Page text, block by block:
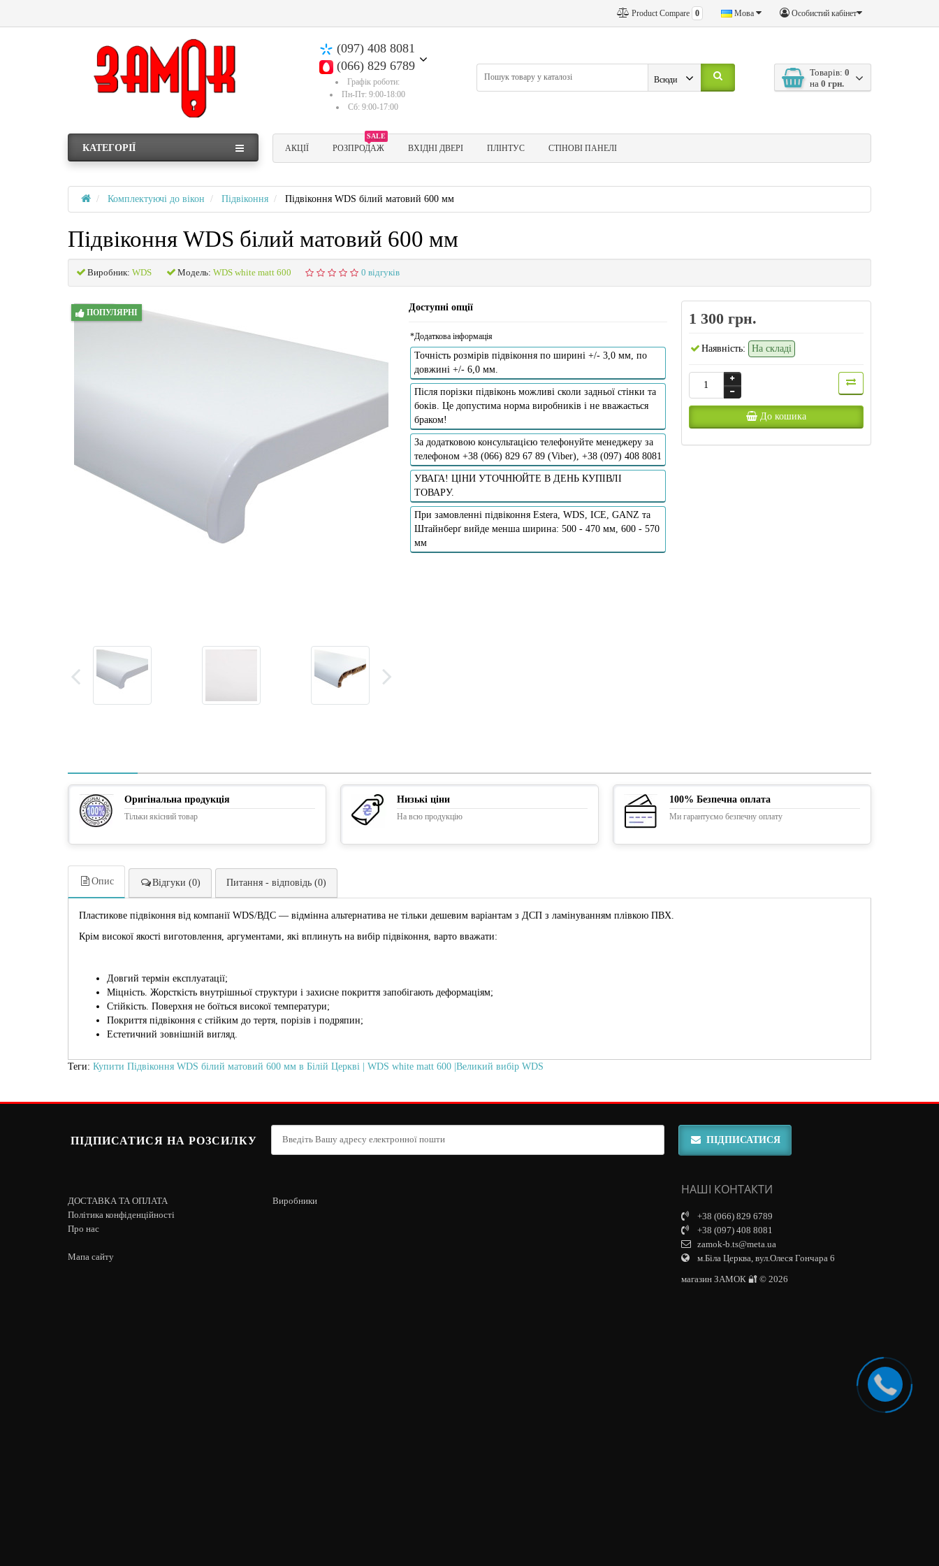
Особистий кабінет
Мова
Product Compare 0
(097) 408 8081
(066) 829 6789
Графік роботи:
Пн-Пт: 9:00-18:00
Сб: 9:00-17:00
Товарів: 0
на 0 грн.
Всюди
КАТЕГОРІЇ АКЦІЇ
SALE
РОЗПРОДАЖ ВХІДНІ ДВЕРІ ПЛІНТУС СТІНОВІ ПАНЕЛІ
Комплектуючі до вікон Підвіконня Підвіконня WDS білий матовий 600 мм
Підвіконня WDS білий матовий 600 мм
Виробник: WDS Модель: WDS white matt 600 0 відгуків
ПОПУЛЯРНІ Доступні опції
*Додаткова інформація
Точність розмірів підвіконня по ширині +/- 3,0 мм, по
довжині +/- 6,0 мм.
Після порізки підвіконь можливі сколи задньої стінки та
боків. Це допустима норма виробників і не вважається
браком!
За додатковою консультацією телефонуйте менеджеру за
телефоном +38 (066) 829 67 89 (Viber), +38 (097) 408 8081
УВАГА! ЦІНИ УТОЧНЮЙТЕ В ДЕНЬ КУПІВЛІ
ТОВАРУ.
При замовленні підвіконня Estera, WDS, ICE, GANZ та
Штайнберґ вийде менша ширина: 500 - 470 мм, 600 - 570
мм
1 300 грн.
Наявність: На складі
До кошика
Оригінальна продукція
Тільки якісний товар
Низькі ціни
На всю продукцію
100% Безпечна оплата
Ми гарантуємо безпечну оплату
Опис Відгуки (0) Питання - відповідь (0)
Пластикове підвіконня від компанії WDS/ВДС — відмінна альтернатива не тільки дешевим варіантам з ДСП з ламінуванням плівкою ПВХ.
Крім високої якості виготовлення, аргументами, які вплинуть на вибір підвіконня, варто вважати:
Довгий термін експлуатації;
Міцність. Жорсткість внутрішньої структури і захисне покриття запобігають деформаціям;
Стійкість. Поверхня не боїться високої температури;
Покриття підвіконня є стійким до тертя, порізів і подряпин;
Естетичний зовнішній вигляд.
Теги: Купити Підвіконня WDS білий матовий 600 мм в Білій Церкві | WDS white matt 600 |Великий вибір WDS
ПІДПИСАТИСЯ НА РОЗСИЛКУ ПІДПИСАТИСЯ
ДОСТАВКА ТА ОПЛАТА
Політика конфіденційності
Про нас
Мапа сайту
Виробники
НАШІ КОНТАКТИ
+38 (066) 829 6789
+38 (097) 408 8081
zamok-b.ts@meta.ua
м.Біла Церква, вул.Олеся Гончара 6
магазин ЗАМОК 🔐 © 2026